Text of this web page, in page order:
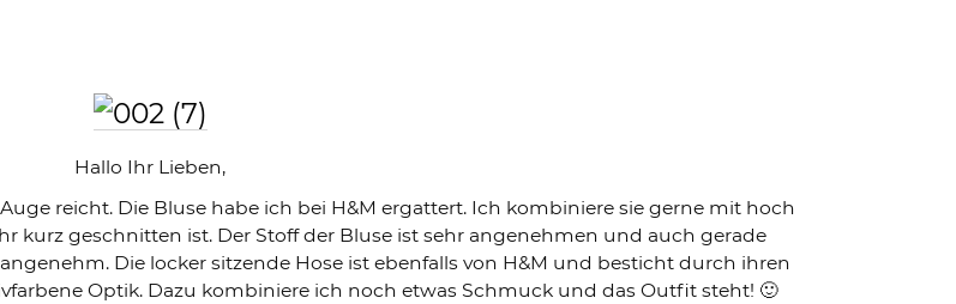
Hallo Ihr Lieben,
reicht. Die Bluse habe ich bei H&M ergattert. Ich kombiniere sie gerne mit hoch
kurz geschnitten ist. Der Stoff der Bluse ist sehr angenehmen und auch gerade
Die locker sitzende Hose ist ebenfalls von H&M und besticht durch ihren
Optik. Dazu kombiniere ich noch etwas Schmuck und das Outfit steht! 🙂